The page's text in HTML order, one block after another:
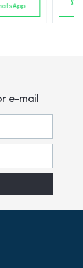
e-mail